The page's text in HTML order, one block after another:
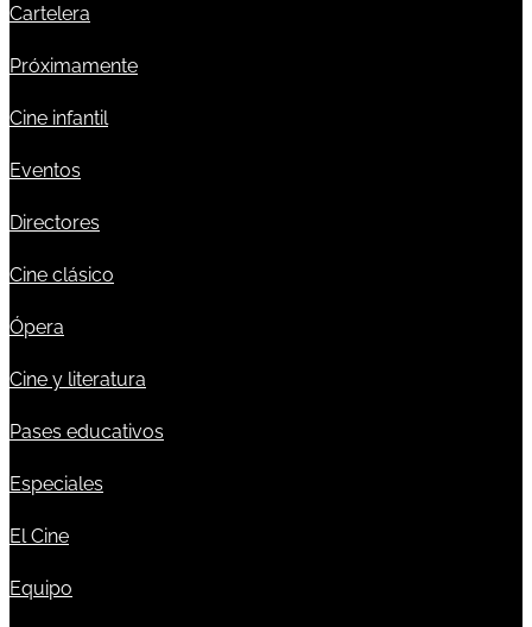
Cartelera
Próximamente
Cine infantil
Eventos
Directores
Cine clásico
Ópera
Cine y literatura
Pases educativos
Especiales
El Cine
Equipo